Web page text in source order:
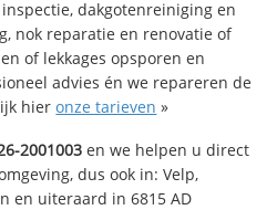
dakgotenreiniging en
nok reparatie en renovatie of
of lekkages opsporen en
advies én we repareren de
hieronze tarieven »
2001003 en we helpen u direct
dus ook in: Velp,
en uiteraard in 6815 AD